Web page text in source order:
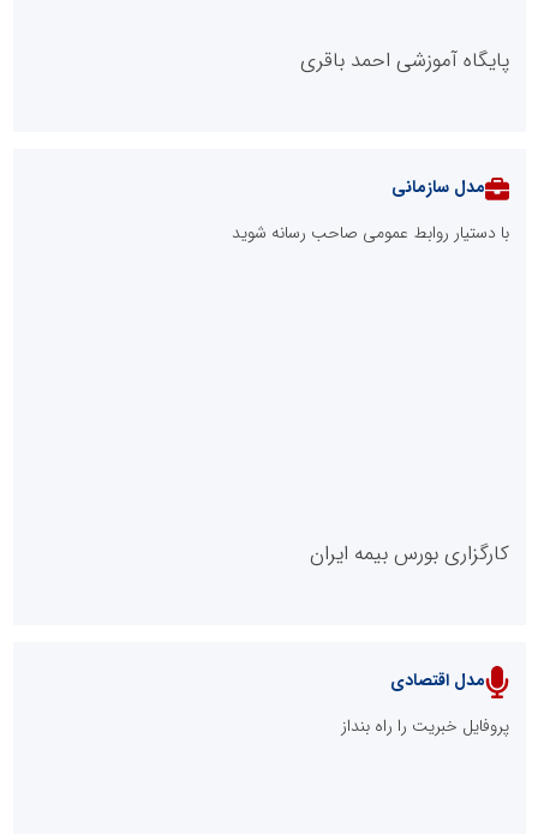
پایگاه آموزشی احمد باقری
پایگاه خبری نهضت ملی مسکن
مدل سازمانی
با دستیار روابط عمومی صاحب رسانه شوید
کارگزاری بورس بیمه ایران
مدل اقتصادی
پروفایل خبریت را راه بنداز